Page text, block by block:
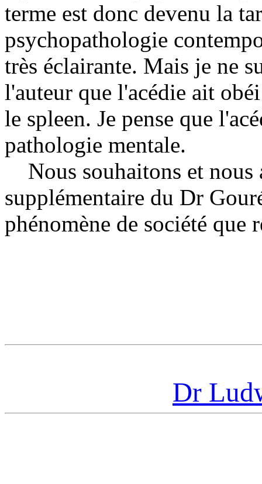
terme est donc devenu la
psychopathologie
très éclairante. Mais je ne
l'auteur que l'acédie ait
le spleen. Je pense que
pathologie mentale.
Nous souhaitons et nous
supplémentaire du Dr
phénomène de société que
Dr